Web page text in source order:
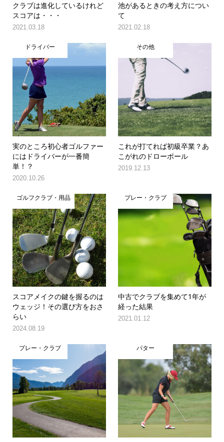
クラブは進化しているけれど
スコアは・・・
2021.03.18
池があるときの考え方につい
て
2021.02.18
ドライバー
実のところ初心者ゴルファー
にはドライバーが一番簡
単！？
2020.10.26
その他
これが打てれば初級卒業？あ
こがれのドローボール
2019.12.13
ゴルフクラブ・用品
スコアメイクの鍵を握るのは
ウェッジ！その選び方をおさ
らい
2024.08.19
プレー・クラブ
中古でクラブを集めて1年が
経った結果
2021.01.12
プレー・クラブ パター